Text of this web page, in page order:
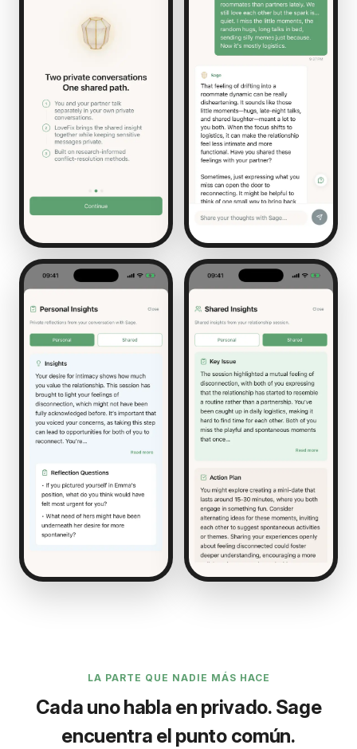
LA PARTE QUE NADIE MÁS HACE
Cada uno habla en privado. Sage
encuentra el punto común.